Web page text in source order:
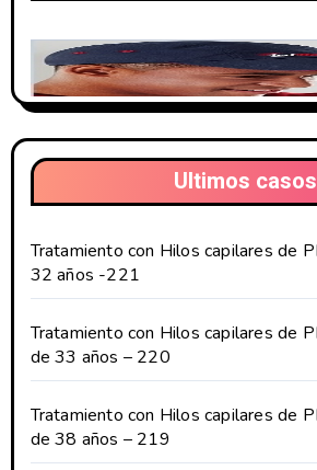
Ultimos casos
Tratamiento con Hilos capilares de
32 años -221
Tratamiento con Hilos capilares de
de 33 años – 220
Tratamiento con Hilos capilares de
de 38 años – 219